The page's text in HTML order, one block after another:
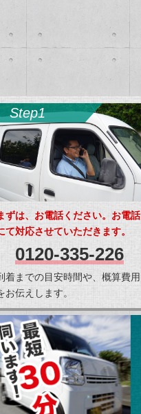
Step1
ずは、お電話ください。お電話
て対応させていただきます。
0120-335-226
着までの目安時間や、概算費用
お伝えします。